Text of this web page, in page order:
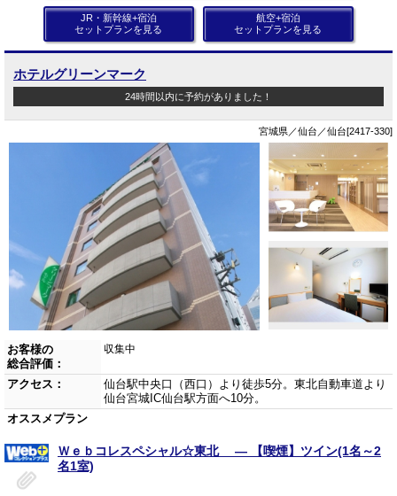
JR・新幹線+宿泊
セットプランを見る
航空+宿泊
セットプランを見る
ホテルグリーンマーク
24時間以内に予約がありました！
宮城県／仙台／仙台[2417-330]
お客様の
総合評価：
収集中
アクセス：
仙台駅中央口（西口）より徒歩5分。東北自動車道より
仙台宮城IC仙台駅方面へ10分。
オススメプラン
Ｗｅｂコレスペシャル☆東北 ― 【喫煙】ツイン(1名～2
名1室)